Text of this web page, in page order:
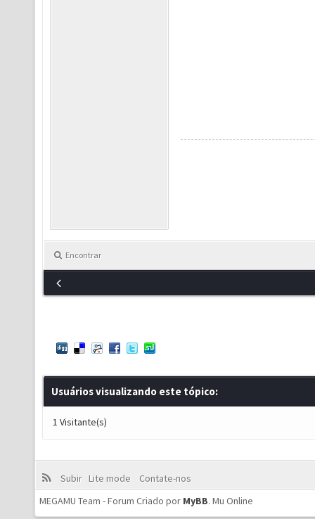
Encontrar
Usuários visualizando este tópico:
1 Visitante(s)
Subir Lite mode
Contate-nos
MEGAMU Team - Forum Criado por MyBB. Mu Online